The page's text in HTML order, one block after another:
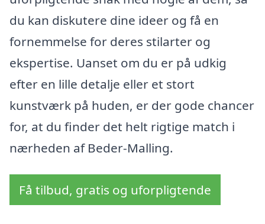
du kan diskutere dine ideer og få en
fornemmelse for deres stilarter og
ekspertise. Uanset om du er på udkig
efter en lille detalje eller et stort
kunstværk på huden, er der gode chancer
for, at du finder det helt rigtige match i
nærheden af Beder-Malling.
Få tilbud, gratis og uforpligtende